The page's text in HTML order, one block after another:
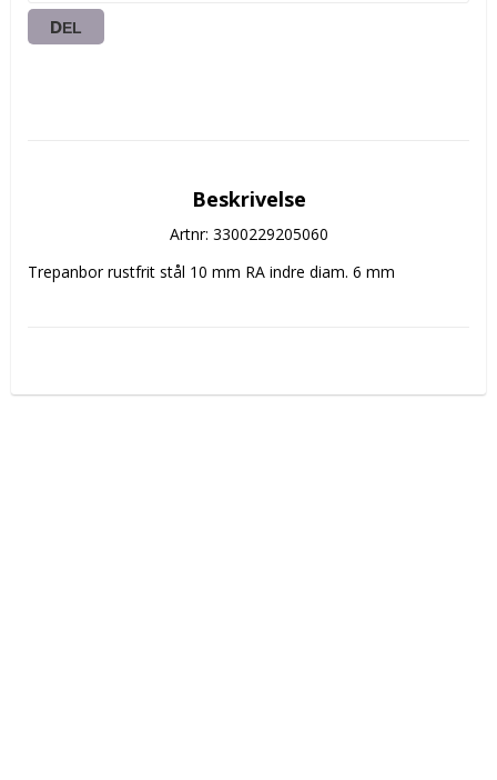
DEL
Beskrivelse
Artnr: 3300229205060
Trepanbor rustfrit stål 10 mm RA indre diam. 6 mm